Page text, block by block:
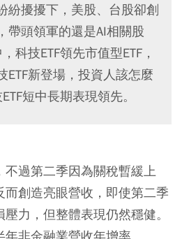
紛擾擾下，美股、台股卻創
帶頭領軍的還是AI相關股
科技ETF領先市值型ETF，
ETF新登場，投資人該怎麼
短中長期表現領先。
過第二季因為關稅暫緩上
而創造亮眼營收，即使第二季
壓力，但整體表現仍然穩健。
非金融業營收年增率